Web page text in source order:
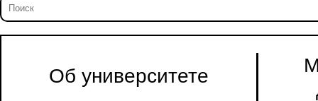
Об университете